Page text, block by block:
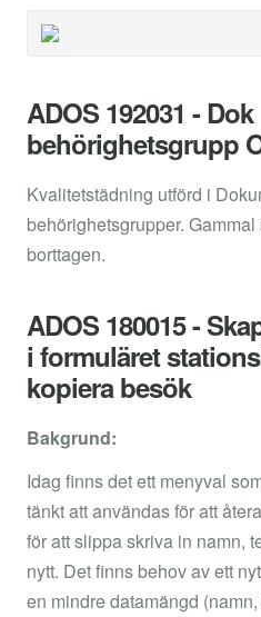
ADOS 192031 - Dok
behörighetsgrupp
Kvalitetstädning utförd i
behörighetsgrupper.
borttagen.
ADOS 180015 -
i formuläret
kopiera besök
Bakgrund:
Idag finns det ett menyval
tänkt att användas för att
för att slippa skriva in namn,
nytt. Det finns behov av ett
en mindre datamängd